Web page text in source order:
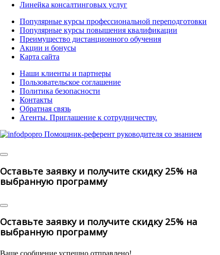
Линейка консалтинговых услуг
Популярные курсы профессиональной переподготовки
Популярные курсы повышения квалификации
Преимущество дистанционного обучения
Акции и бонусы
Карта сайта
Наши клиенты и партнеры
Пользовательское соглашение
Политика безопасности
Контакты
Обратная связь
Агенты. Приглашение к сотрудничеству.
Оставьте заявку и получите скидку 25% на
выбранную программу
Оставьте заявку и получите скидку 25% на
выбранную программу